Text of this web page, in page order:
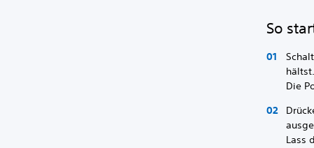
So
Die
Lass